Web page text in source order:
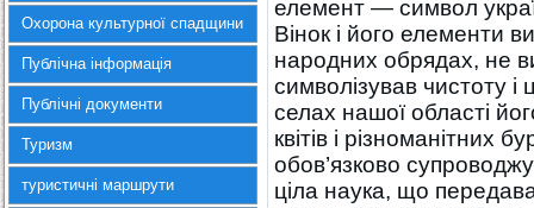
Охорона культурної спадщини
Публічна інформація
Публічні документи
Туризм
туристичні маршрути
елемент — символ
Вінок і його елементи
народних обрядах, не
символізував чистоту і
селах нашої області
квітів і різноманітних
обов’язково
ціла наука, що